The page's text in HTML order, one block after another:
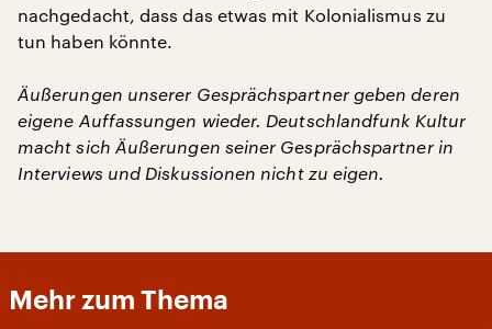
nachgedacht, dass das etwas mit Kolonialismus zu
tun haben könnte.
Äußerungen unserer Gesprächspartner geben deren
eigene Auffassungen wieder. Deutschlandfunk Kultur
macht sich Äußerungen seiner Gesprächspartner in
Interviews und Diskussionen nicht zu eigen.
Mehr zum Thema